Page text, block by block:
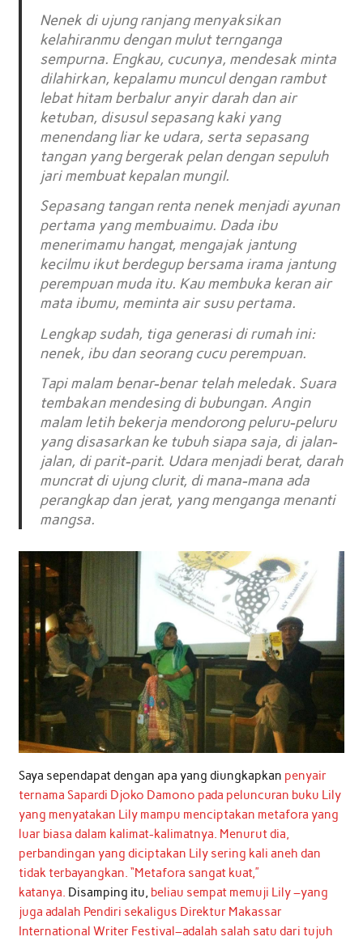
Nenek di ujung ranjang menyaksikan
kelahiranmu dengan mulut ternganga
sempurna. Engkau, cucunya, mendesak minta
dilahirkan, kepalamu muncul dengan rambut
lebat hitam berbalur anyir darah dan air
ketuban, disusul sepasang kaki yang
menendang liar ke udara, serta sepasang
tangan yang bergerak pelan dengan sepuluh
jari membuat kepalan mungil.
Sepasang tangan renta nenek menjadi ayunan
pertama yang membuaimu. Dada ibu
menerimamu hangat, mengajak jantung
kecilmu ikut berdegup bersama irama jantung
perempuan muda itu. Kau membuka keran air
mata ibumu, meminta air susu pertama.
Lengkap sudah, tiga generasi di rumah ini:
nenek, ibu dan seorang cucu perempuan.
Tapi malam benar-benar telah meledak. Suara
tembakan mendesing di bubungan. Angin
malam letih bekerja mendorong peluru-peluru
yang disasarkan ke tubuh siapa saja, di jalan-
jalan, di parit-parit. Udara menjadi berat, darah
muncrat di ujung clurit, di mana-mana ada
perangkap dan jerat, yang menganga menanti
mangsa.
Saya sependapat dengan apa yang diungkapkan penyair
ternama Sapardi Djoko Damono pada peluncuran buku Lily
yang menyatakan Lily mampu menciptakan metafora yang
luar biasa dalam kalimat-kalimatnya. Menurut dia,
perbandingan yang diciptakan Lily sering kali aneh dan
tidak terbayangkan. “Metafora sangat kuat,”
katanya. Disamping itu, beliau sempat memuji Lily –yang
juga adalah Pendiri sekaligus Direktur Makassar
International Writer Festival–adalah salah satu dari tujuh